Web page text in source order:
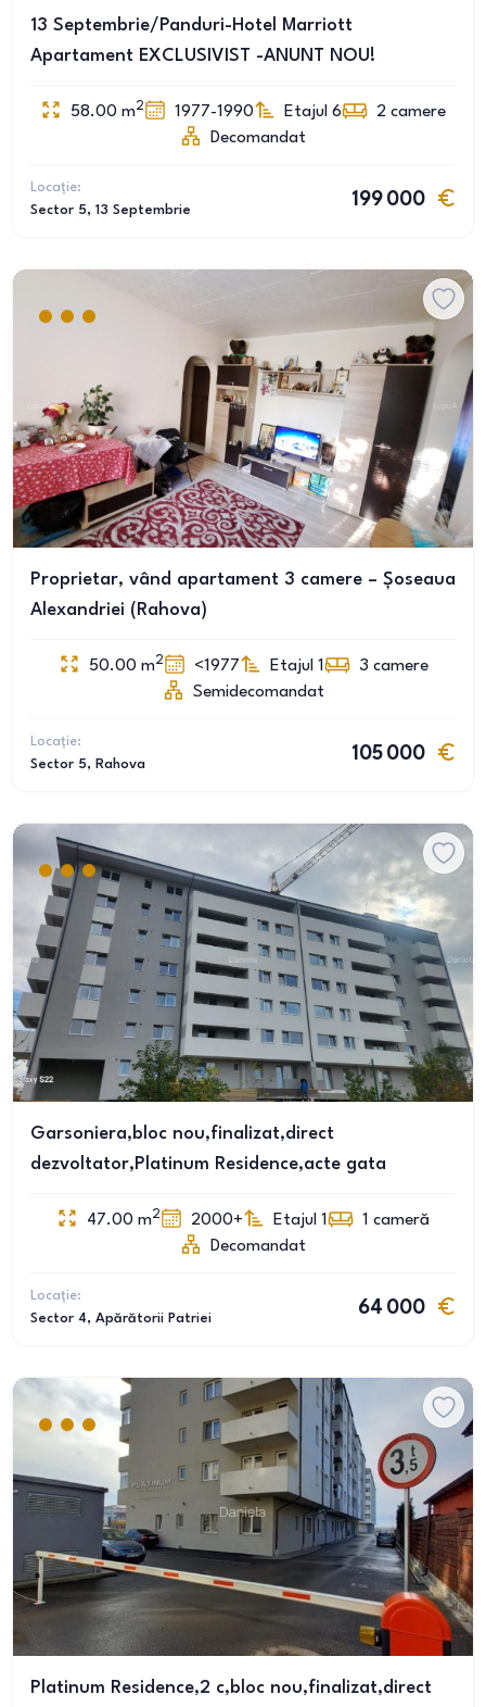
13 Septembrie/Panduri-Hotel Marriott
Apartament EXCLUSIVIST -ANUNT NOU!
58.00 m2 1977-1990 Etajul 6 2 camere
Decomandat
Locație:
Sector 5, 13 Septembrie
199 000
Proprietar, vând apartament 3 camere – Șoseaua
Alexandriei (Rahova)
50.00 m2 <1977 Etajul 1 3 camere
Semidecomandat
Locație:
Sector 5, Rahova
105 000
Garsoniera,bloc nou,finalizat,direct
dezvoltator,Platinum Residence,acte gata
47.00 m2 2000+ Etajul 1 1 cameră
Decomandat
Locație:
Sector 4, Apărătorii Patriei
64 000
Platinum Residence,2 c,bloc nou,finalizat,direct